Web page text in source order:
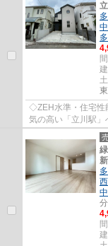
◇ZEH水準・住宅性
気の高い「立川駅
のある角 ◇小屋裏
分